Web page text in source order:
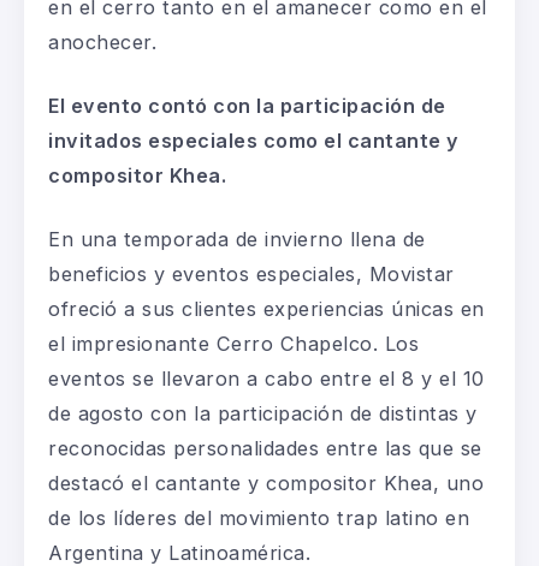
en el cerro tanto en el amanecer como en el
anochecer.
El evento contó con la participación de
invitados especiales como el cantante y
compositor Khea.
En una temporada de invierno llena de
beneficios y eventos especiales, Movistar
ofreció a sus clientes experiencias únicas en
el impresionante Cerro Chapelco. Los
eventos se llevaron a cabo entre el 8 y el 10
de agosto con la participación de distintas y
reconocidas personalidades entre las que se
destacó el cantante y compositor Khea, uno
de los líderes del movimiento trap latino en
Argentina y Latinoamérica.